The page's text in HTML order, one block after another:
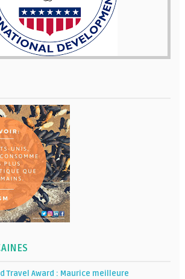
Travel Award : Maurice meilleure